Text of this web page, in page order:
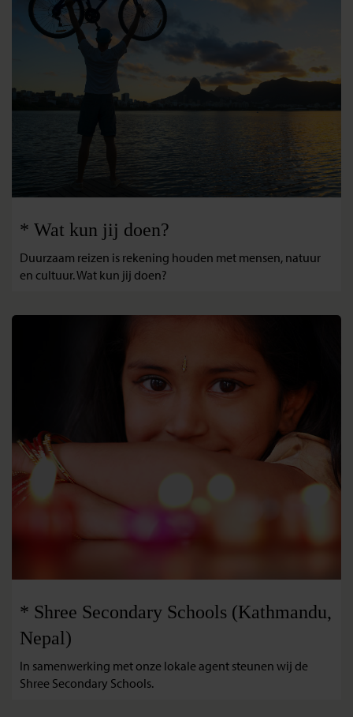
* Wat kun jij doen?
Duurzaam reizen is rekening houden met mensen, natuur
en cultuur. Wat kun jij doen?
* Shree Secondary Schools (Kathmandu,
Nepal)
In samenwerking met onze lokale agent steunen wij de
Shree Secondary Schools.